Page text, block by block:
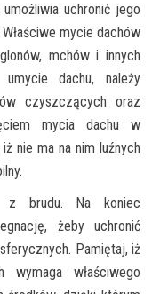
uchronić jego
mycie dachów
mchów i innych
dachu, należy
czyszczących oraz
mycia dachu w
nie ma na nim luźnych
z brudu. Na koniec
żeby uchronić
Pamiętaj, iż
właściwego